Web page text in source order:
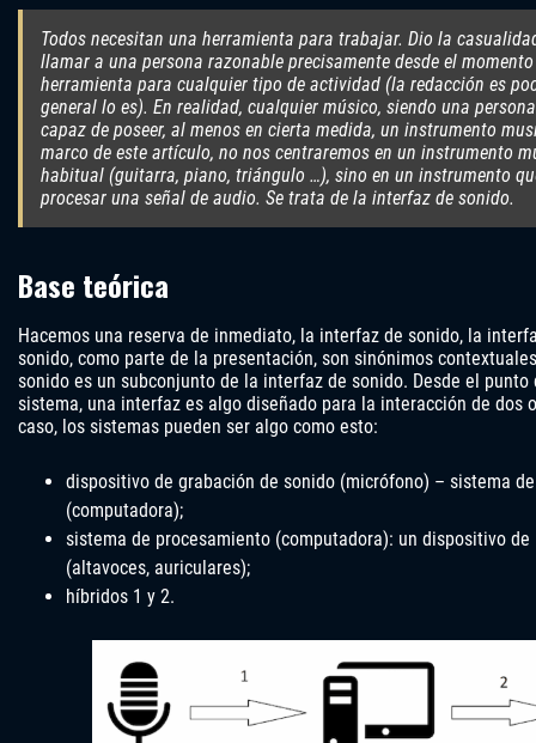
Todos necesitan una herramienta para trabajar. Dio la
llamar a una persona razonable precisamente desde el
herramienta para cualquier tipo de actividad (la redacción es
general lo es). En realidad, cualquier músico, siendo una
capaz de poseer, al menos en cierta medida, un instrumento
marco de este artículo, no nos centraremos en un instrumento
habitual (guitarra, piano, triángulo …), sino en un instrumento
procesar una señal de audio. Se trata de la interfaz de sonido.
Base teórica
Hacemos una reserva de inmediato, la interfaz de sonido, la
sonido, como parte de la presentación, son sinónimos
sonido es un subconjunto de la interfaz de sonido. Desde el
sistema, una interfaz es algo diseñado para la interacción de dos
caso, los sistemas pueden ser algo como esto:
dispositivo de grabación de sonido (micrófono) – sistema
(computadora);
sistema de procesamiento (computadora): un dispositivo
(altavoces, auriculares);
híbridos 1 y 2.